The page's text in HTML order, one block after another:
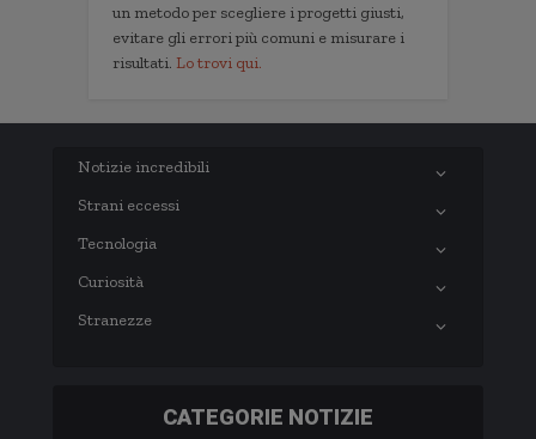
un metodo per scegliere i progetti giusti,
evitare gli errori più comuni e misurare i
risultati. Lo trovi qui.
Notizie incredibili
Strani eccessi
Tecnologia
Curiosità
Stranezze
CATEGORIE NOTIZIE